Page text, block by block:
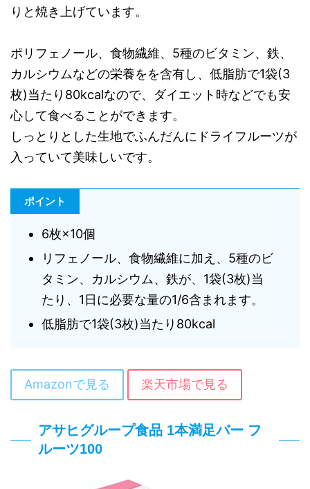
りと焼き上げています。
ポリフェノール、食物繊維、5種のビタミン、鉄、
カルシウムなどの栄養をを含有し、低脂肪で1袋(3
枚)当たり80kcalなので、ダイエット時などでも安
心して食べることができます。
しっとりとした生地でふんだんにドライフルーツが
入っていて美味しいです。
ポイント
6枚×10個
リフェノール、食物繊維に加え、5種のビ
タミン、カルシウム、鉄が、1袋(3枚)当
たり、1日に必要な量の1/6含まれます。
低脂肪で1袋(3枚)当たり80kcal
Amazonで見る 楽天市場で見る
アサヒグループ食品 1本満足バー フ
ルーツ100